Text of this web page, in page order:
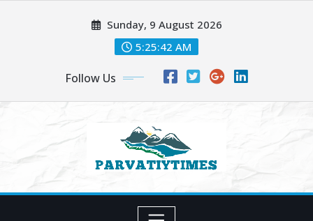
Sunday, 9 August 2026
5:25:44 AM
Follow Us